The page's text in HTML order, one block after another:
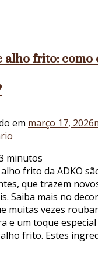
frito:
em março 17, 2026
palha
e
alho
frito:
como
combinar
da
minutos
frito da ADKO
que trazem
Saiba mais no
muitas vezes
e um toque
frito. Estes